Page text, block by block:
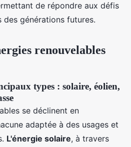
de répondre aux défis
générations futures.
renouvelables
types : solaire, éolien,
se déclinent en
adaptée à des usages et
L'énergie solaire, à travers